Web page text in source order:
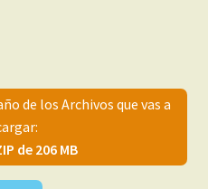
el
menú
de los Archivos que vas a
de 206 MB